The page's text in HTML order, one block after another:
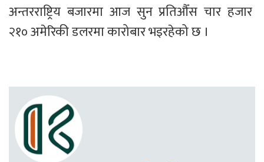
अन्तरराष्ट्रिय बजारमा आज सुन प्रतिऔँस चार हजार
२१० अमेरिकी डलरमा कारोबार भइरहेको छ ।